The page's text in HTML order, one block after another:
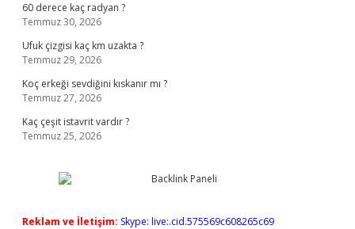
60 derece kaç radyan ?
Temmuz 30, 2026
Ufuk çizgisi kaç km uzakta ?
Temmuz 29, 2026
Koç erkeği sevdiğini kıskanır mı ?
Temmuz 27, 2026
Kaç çeşit istavrit vardır ?
Temmuz 25, 2026
Reklam ve İletişim: Skype: live:.cid.575569c608265c69